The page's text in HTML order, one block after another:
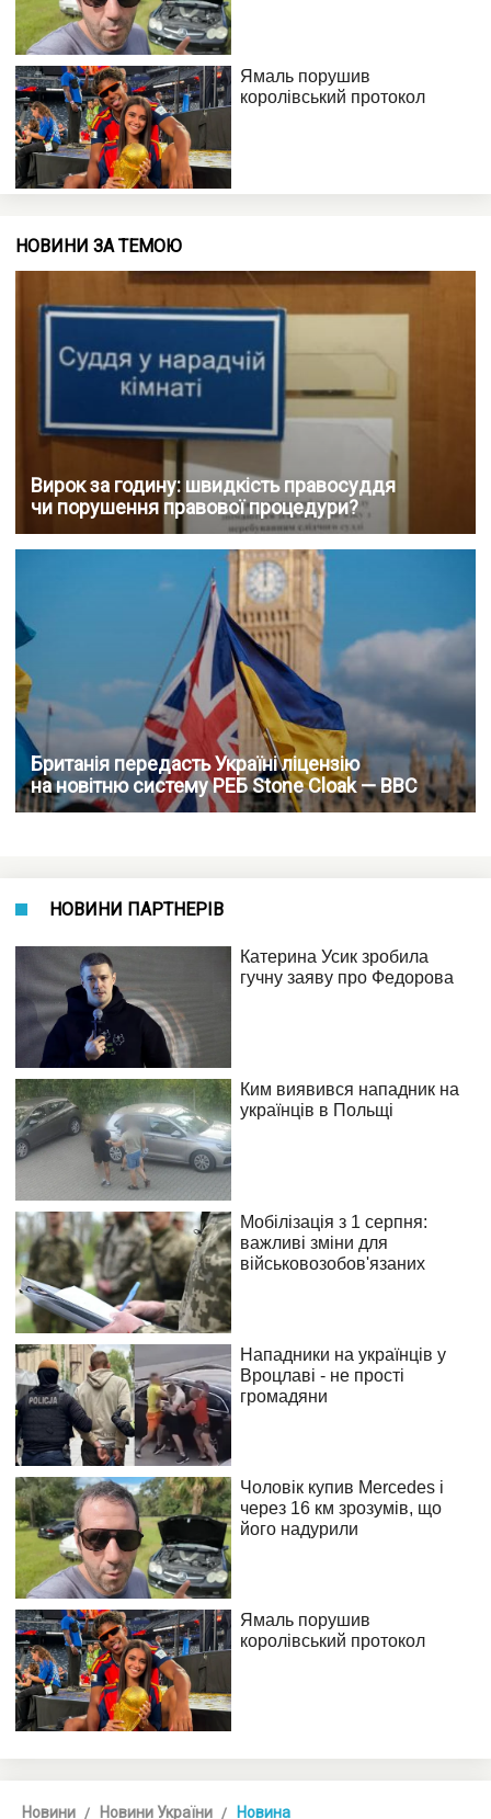
НОВИНИ ЗА ТЕМОЮ
Вирок за годину: швидкість правосуддя
чи порушення правової процедури?
Британія передасть Україні ліцензію
на новітню систему РЕБ Stone Cloak — BBC
НОВИНИ ПАРТНЕРІВ
Новини Новини України Новина